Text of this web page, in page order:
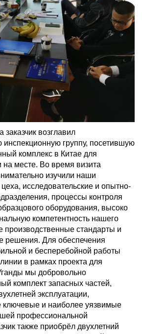
заказчик возглавил
группу, посетившую
комплекс в Китае для
на месте. Во время визита
изучили наши
исследовательские и опытно-
процессы контроля
оборудования, высоко
компетентность нашего
производственные стандарты и
решения. Для обеспечения
и бесперебойной работы
в рамках проекта для
мы добровольно
комплект запасных частей,
эксплуатации,
и наиболее уязвимые
профессиональной
также приобрёл двухлетний